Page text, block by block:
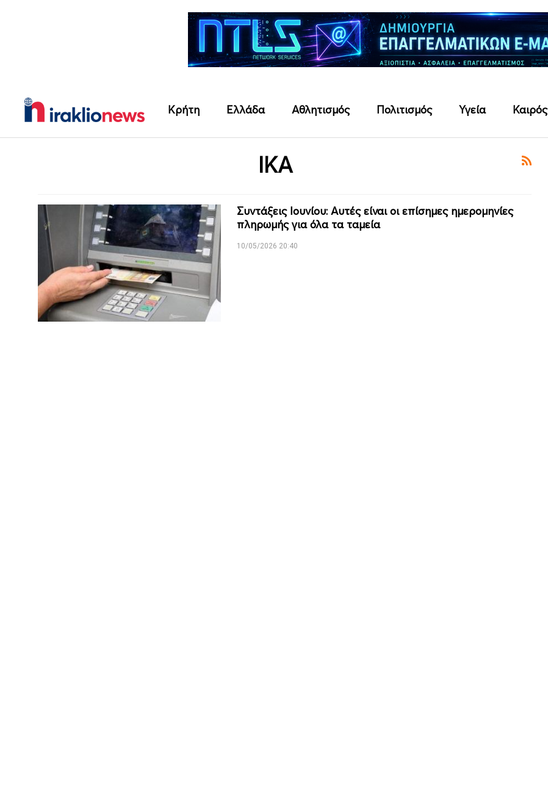
Κρήτη Ελλάδα Αθλητισμός Πολιτισμός Υγεία Καιρός
ΙΚΑ
Συντάξεις Ιουνίου: Αυτές είναι οι επίσημες ημερομηνίες
πληρωμής για όλα τα ταμεία
10/05/2026 20:40